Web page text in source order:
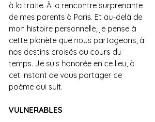
à la traite. À la rencontre surprenante
de mes parents à Paris. Et au-delà de
mon histoire personnelle, je pense à
cette planète que nous partageons, à
nos destins croisés au cours du
temps. Je suis honorée en ce lieu, à
cet instant de vous partager ce
poème qui suit.
VULNERABLES